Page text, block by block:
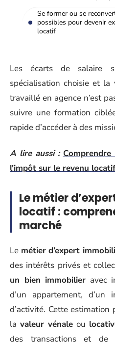
Se former ou se
possibles pour devenir
locatif
Les écarts de salaire
spécialisation choisie et
travaillé en agence n’est
suivre une formation
rapide d’accéder à des
A lire aussi :
l'impôt sur le revenu locatif
Le métier
locatif :
marché
Le métier d’expert
des intérêts privés et
un bien immobilier avec
d’un appartement, d’un
d’activité. Cette estimation
la valeur vénaleou
des transactions et de